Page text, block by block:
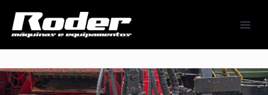
para
Conteúdo